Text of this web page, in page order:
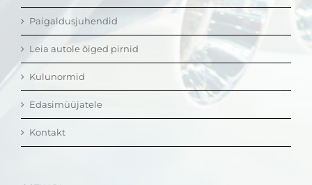
Paigaldusjuhendid
Leia autole õiged pirnid
Kulunormid
Edasimüüjatele
Kontakt